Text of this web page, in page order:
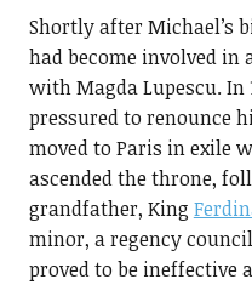
Shortly after Michael’s
had become involved
with Magda Lupescu. In
pressured to renounce
moved to Paris in exile
ascended the throne,
grandfather, King
minor, a regency
proved to be ineffective